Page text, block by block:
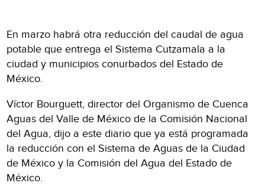
En marzo habrá otra reducción del caudal de agua
potable que entrega el Sistema Cutzamala a la
ciudad y municipios conurbados del Estado de
México.
Víctor Bourguett, director del Organismo de Cuenca
Aguas del Valle de México de la Comisión Nacional
del Agua, dijo a este diario que ya está programada
la reducción con el Sistema de Aguas de la Ciudad
de México y la Comisión del Agua del Estado de
México.